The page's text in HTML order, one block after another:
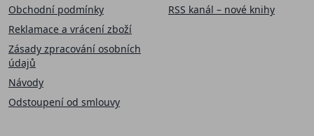
Obchodní podmínky
Reklamace a vrácení zboží
Zásady zpracování osobních
údajů
Návody
Odstoupení od smlouvy
RSS kanál – nové knihy